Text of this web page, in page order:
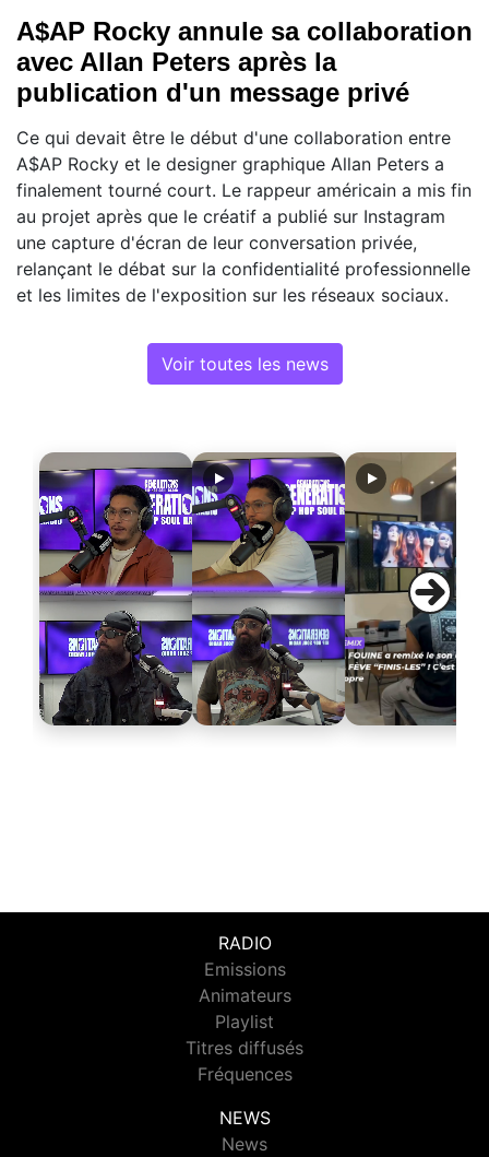
A$AP Rocky annule sa collaboration
avec Allan Peters après la
publication d'un message privé
Ce qui devait être le début d'une collaboration entre
A$AP Rocky et le designer graphique Allan Peters a
finalement tourné court. Le rappeur américain a mis fin
au projet après que le créatif a publié sur Instagram
une capture d'écran de leur conversation privée,
relançant le débat sur la confidentialité professionnelle
et les limites de l'exposition sur les réseaux sociaux.
Voir toutes les news
RADIO
Emissions
Animateurs
Playlist
Titres diffusés
Fréquences
NEWS
News